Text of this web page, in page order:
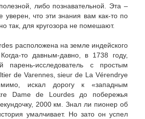
либо познавательной. Эта –
уверен, что эти знания вам как-то по
так, для кругозора не помешают.
расположена на земле индейского
то давным-давно, в 1738 году,
парень-исследователь с простым
de Varennes, sieur de La Vérendrye
искал дорогу к «западным
Dame de Lourdes до побережья
2000 км. Знал ли пионер об
умалчивает. Но зато он успел